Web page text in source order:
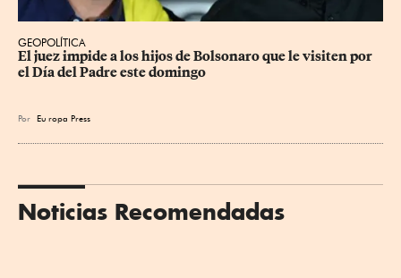
GEOPOLÍTICA
El juez impide a los hijos de Bolsonaro que le visiten por
el Día del Padre este domingo
Por Eu ropa Press
Noticias Recomendadas